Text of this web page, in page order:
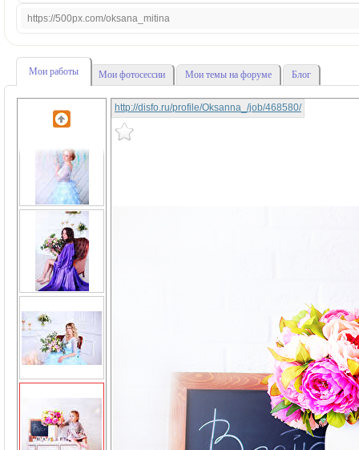
https://500px.com/oksana_mitina
Мои работы Мои фотосессии Мои темы на форуме Блог
http://disfo.ru/profile/Oksanna_/job/468580/